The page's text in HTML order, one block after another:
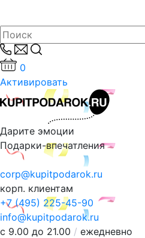
0
Активировать
Дарите эмоции
Подарки-впечатления
corp@kupitpodarok.ru
корп. клиентам
+7 (495) 225-45-90
info@kupitpodarok.ru
с 9.00 до 21.00 / ежедневно